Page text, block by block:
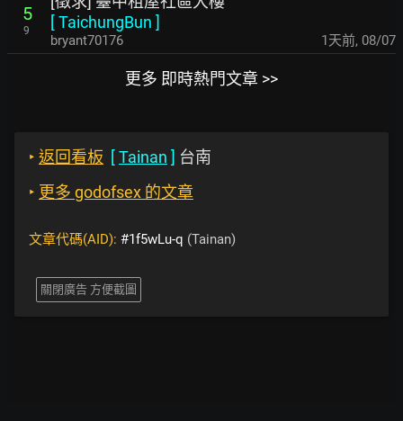
5
9
[TaichungBun ]
bryant70176 1天前, 08/07
更多 即時熱門文章 >>
‣ 返回看板 [Tainan ] 台南
‣ 更多 godofsex 的文章
文章代碼(AID): #1f5wLu-q (Tainan)
關閉廣告 方便截圖